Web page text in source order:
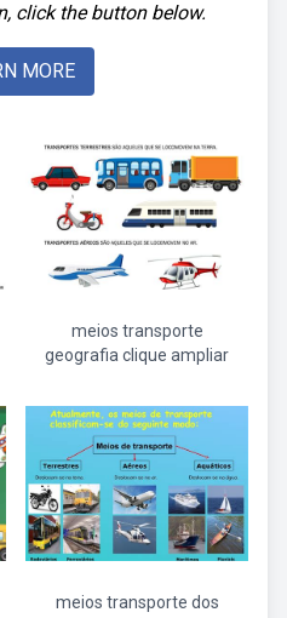
click the button below.
MORE
meios transporte
geografia clique ampliar
meios transporte dos